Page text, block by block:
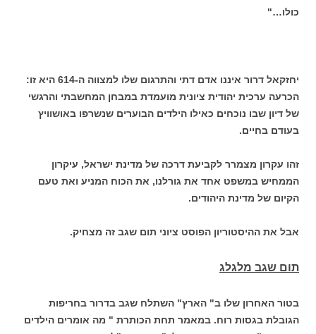
כולו…"
יחזקאל דרור איננו אדם דתי והתרגום שלו למצווה ה-614 היא זו:
הכרעה ערכית יהודית ציונית מועמדת במבחן המחשבתי והרגשי
של דיון שבו נוכחים כאילו הילדים הבוערים שנשרפו באושוויץ
בעודם בחיים.
זהו עקרון מצמרר לקביעת דרכה של מדינת ישראל, עיקרון
הממחיש במשפט אחד את גורלנו, את הכוח המניע ואת טעם
הקיום של מדינת היהודים.
אבל את ההיסטוריון הפוסט ציוני תום שגב זה מצחיק.
תום שגב מלגלג
בטור האחרון שלו ב" הארץ" השתלח שגב בדרור בחריפות
הגובלת בגסות רוח. במאמר תחת הכותרת " מה אומרים הילדים